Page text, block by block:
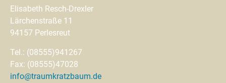
Elisabeth Resch-Drexler
Lärchenstraße 11
94157 Perlesreut
Tel.: (08555)941267
Fax: (08555)47028
info@traumkratzbaum.de